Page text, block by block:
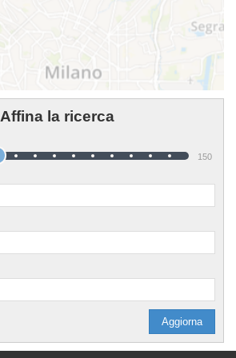
Affina la ricerca
150